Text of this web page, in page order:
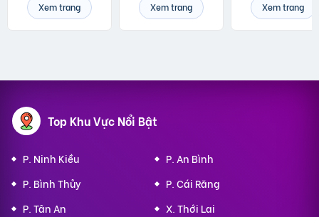
Xem trang Xem trang Xem trang
Top Khu Vực Nổi Bật
P. Ninh Kiều
P. An Bình
P. Bình Thủy
P. Cái Răng
P. Tân An
X. Thới Lai